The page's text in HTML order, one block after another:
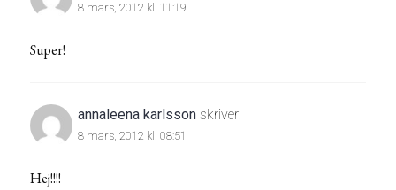
8 mars, 2012 kl. 11:19
Super!
annaleena karlsson skriver:
8 mars, 2012 kl. 08:51
Hej!!!!